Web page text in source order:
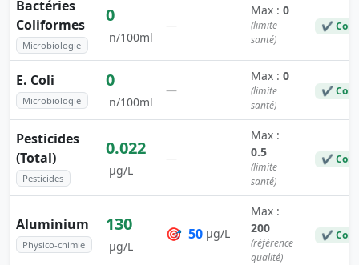
Bactéries
Coliformes
Microbiologie
0
n/100ml
—
Max : 0
(limite
santé)
✔
E. Coli
Microbiologie
0
n/100ml
—
Max : 0
(limite
santé)
✔
Pesticides
(Total)
Pesticides
0.022
µg/L
—
Max :
0.5
(limite
santé)
✔
Aluminium
Physico-chimie
130
µg/L
🎯 50 µg/L
Max :
200
(référence
qualité)
✔